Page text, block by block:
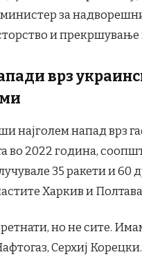
за
и
врз
најголем напад врз
во 2022 година,
35 ракети и 60
Харкив и
но не сите.
Серхиј Корецки.